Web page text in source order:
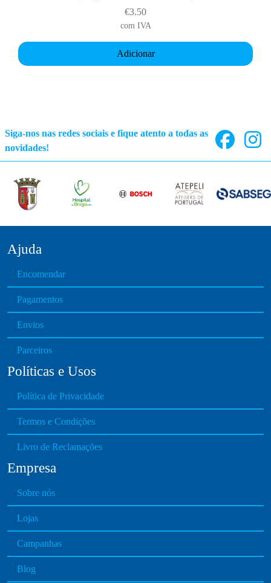
€3.50
com IVA
Adicionar
Siga-nos nas redes sociais e fique atento a todas as
novidades!
Ajuda
Encomendar
Pagamentos
Envios
Parceiros
Políticas e Usos
Política de Privacidade
Termos e Condições
Livro de Reclamações
Empresa
Sobre nós
Lojas
Campanhas
Blog